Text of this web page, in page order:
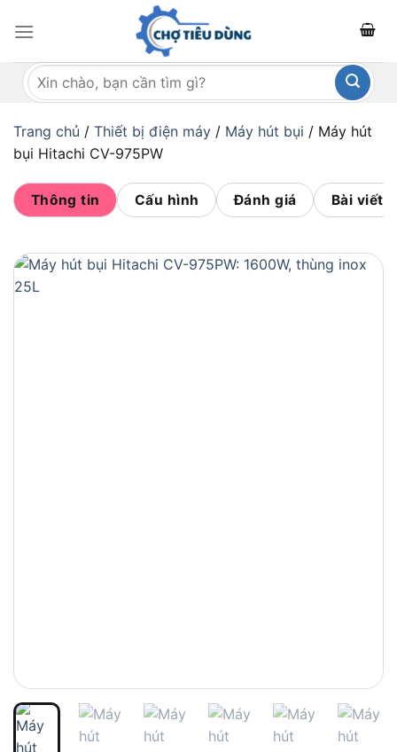
qua
dungTìm
kiếm:
Trang chủ / Thiết bị điện máy / Máy hút bụi / Máy hút
bụi Hitachi CV-975PW
Thông tin Cấu hình Đánh giá Bài viết